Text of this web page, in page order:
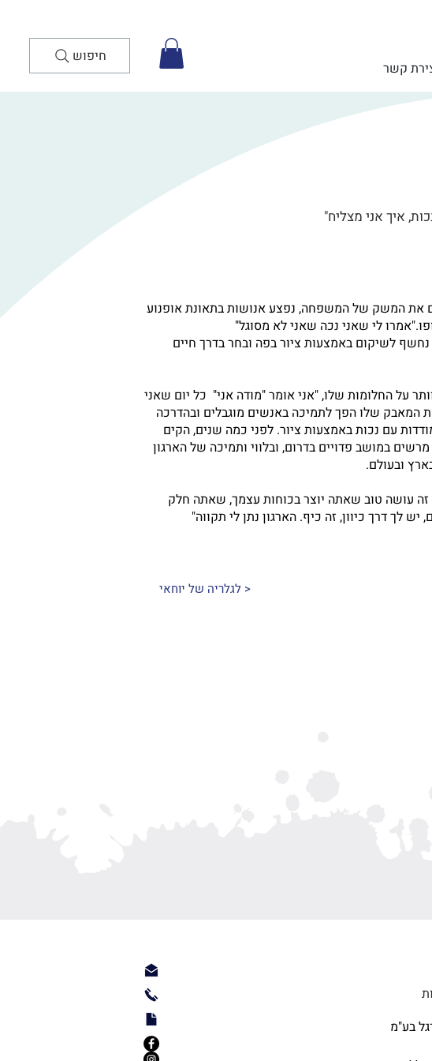
חיפוש
קשר
איך אני מצליח"
שהקים את המשק של המשפחה, נפצע אנושות בתאונת אופנוע
לי שאני נכה שאני לא מסוגל"
לשיקום באמצעות ציור בפה ובחר בדרך חיים
על החלומות שלו, "אני אומר "מודה אני" כל יום שאני
המאבק שלו הפך לתמיכה באנשים מוגבלים ובהדרכה
עם נכות באמצעות ציור. לפני כמה שנים, הקים
במושב פדויים בדרום, ובלווי ותמיכה של הארגון
ובעולם.
זה עושה טוב שאתה יוצר בכוחות עצמך, שאתה חלק
לך דרך כיוון, זה כיף. הארגון נתן לי תקווה"
< לגלריה של יוחאי
בע"מ